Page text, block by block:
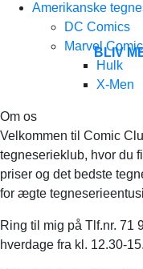
BLIV
Amerikanske
DC Comics
Marvel
Hulk
X-Men
Om os
Velkommen til Comic
tegneserieklub, hvor du
priser og det bedste
for ægte
Ring til mig på Tlf.nr. 71
hverdage fra kl. 12.30-